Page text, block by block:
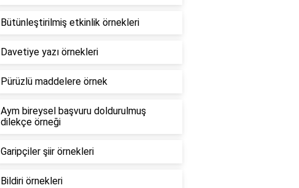
Bütünleştirilmiş etkinlik örnekleri
Davetiye yazı örnekleri
Pürüzlü maddelere örnek
Aym bireysel başvuru doldurulmuş
dilekçe örneği
Garipçiler şiir örnekleri
Bildiri örnekleri